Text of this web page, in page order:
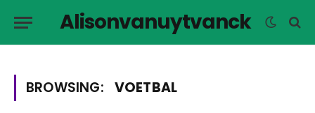
Alisonvanuytvanck
BROWSING: VOETBAL